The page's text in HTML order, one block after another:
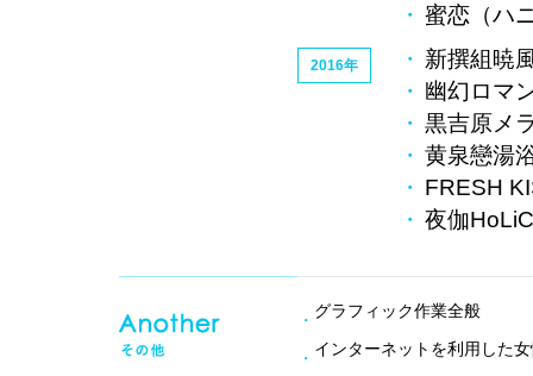
蜜恋（ハ
2016年
新撰組暁
幽幻ロマ
黒吉原メ
黄泉戀湯
FRESH
夜伽HoLiC
グラフィック作業全般
インターネットを利用した